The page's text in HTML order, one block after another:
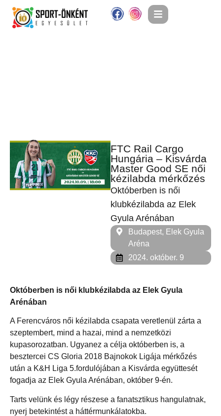
FTC Rail Cargo
Hungária – Kisvárda
Master Good SE női
kézilabda mérkőzés
Októberben is női
klubkézilabda az Elek
Gyula Arénában
Budapest, Elek Gyula
Aréna
2024. október. 9
Októberben is női klubkézilabda az Elek Gyula
Arénában
A Ferencváros női kézilabda csapata veretlenül zárta a
szeptembert, mind a hazai, mind a nemzetközi
kupasorozatban. Ugyanez a célja októberben is, a
besztercei CS Gloria 2018 Bajnokok Ligája mérkőzés
után a K&H Liga 5.fordulójában a Kisvárda együttesét
fogadja az Elek Gyula Arénában, október 9-én.
Tarts velünk és légy részese a fanatsztikus hangulatnak,
nyerj betekintést a háttérmunkálatokba.